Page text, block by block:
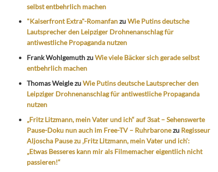
selbst entbehrlich machen
"Kaiserfront Extra"-RomanfanzuWie Putins deutsche
Lautsprecher den Leipziger Drohnenanschlag für
antiwestliche Propaganda nutzen
Frank WohlgemuthzuWie viele Bäcker sich gerade selbst
entbehrlich machen
Thomas WeiglezuWie Putins deutsche Lautsprecher den
Leipziger Drohnenanschlag für antiwestliche Propaganda
nutzen
„Fritz Litzmann, mein Vater und ich“ auf 3sat – Sehenswerte
Pause-Doku nun auch im Free-TV – Ruhrbaronezu Regisseur
Aljoscha Pause zu ‚Fritz Litzmann, mein Vater und ich‘:
„Etwas Besseres kann mir als Filmemacher eigentlich nicht
passieren!“